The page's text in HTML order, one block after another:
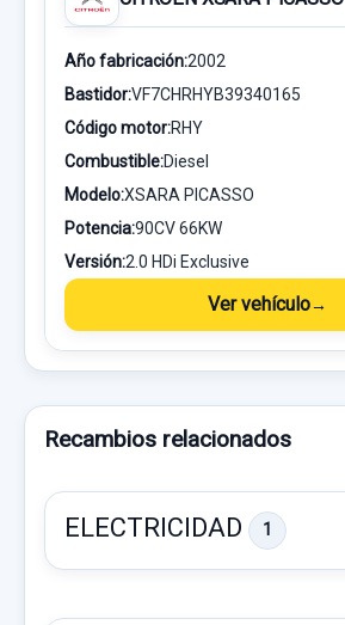
Año fabricación:2002
Bastidor:VF7CHRHYB39340165
Código motor:RHY
Combustible:Diesel
Modelo:XSARA PICASSO
Potencia:90CV 66KW
Versión:2.0 HDi Exclusive
Ver vehículo
Recambios relacionados
ELECTRICIDAD 1